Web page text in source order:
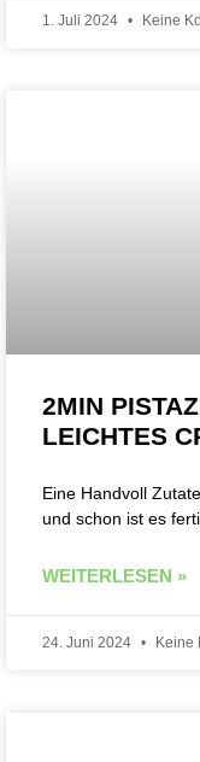
1. Juli 2024 Keine
2MIN
LEICHTES
Eine Handvoll
und schon ist es
WEITERLESEN »
24. Juni 2024 Keine